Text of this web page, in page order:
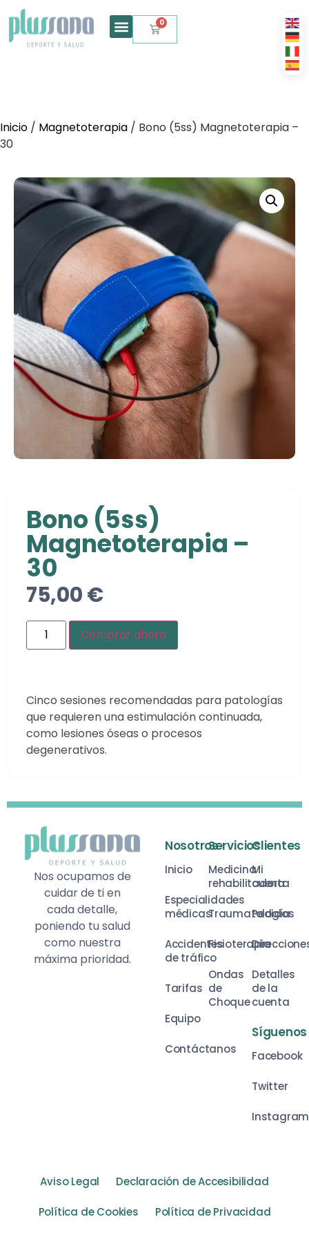
0
Inicio / Magnetoterapia / Bono (5ss) Magnetoterapia –
30
Bono (5ss)
Magnetoterapia –
30
75,00€
Comprar ahora
Cinco sesiones recomendadas para patologías
que requieren una estimulación continuada,
como lesiones óseas o procesos
degenerativos.
Nos ocupamos de
cuidar de ti en
cada detalle,
poniendo tu salud
como nuestra
máxima prioridad.
Nosotros
Inicio
Especialidades
médicas
Accidentes
de tráfico
Tarifas
Equipo
Contáctanos
Servicios
Medicina
rehabilitadora
Traumatología
Fisioterapia
Ondas
de
Choque
Clientes
Mi
cuenta
Pedidos
Detalles
de la
cuenta
Síguenos
Facebook
Twitter
Instagram
Aviso Legal Declaración de Accesibilidad
Política de Cookies Política de Privacidad